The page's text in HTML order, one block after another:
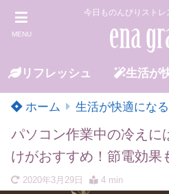
MENU
今日ものんびりストレ
リフレッシュ 生活が
ホーム 生活が快適にな
パソコン作業中の冷えに
けがおすすめ！節電効果
2020年3月29日 4 min